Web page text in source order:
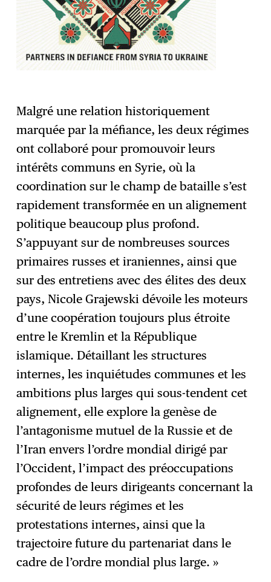
Malgré une relation historiquement
marquée par la méfiance, les deux régimes
ont collaboré pour promouvoir leurs
intérêts communs en Syrie, où la
coordination sur le champ de bataille s’est
rapidement transformée en un alignement
politique beaucoup plus profond.
S’appuyant sur de nombreuses sources
primaires russes et iraniennes, ainsi que
sur des entretiens avec des élites des deux
pays, Nicole Grajewski dévoile les moteurs
d’une coopération toujours plus étroite
entre le Kremlin et la République
islamique. Détaillant les structures
internes, les inquiétudes communes et les
ambitions plus larges qui sous-tendent cet
alignement, elle explore la genèse de
l’antagonisme mutuel de la Russie et de
l’Iran envers l’ordre mondial dirigé par
l’Occident, l’impact des préoccupations
profondes de leurs dirigeants concernant la
sécurité de leurs régimes et les
protestations internes, ainsi que la
trajectoire future du partenariat dans le
cadre de l’ordre mondial plus large. »